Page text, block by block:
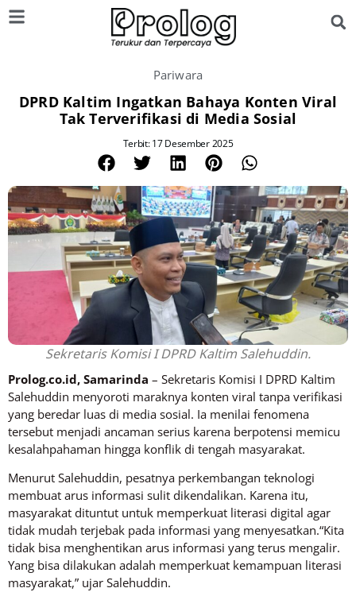
Pariwara
DPRD Kaltim Ingatkan Bahaya Konten Viral
Tak Terverifikasi di Media Sosial
Terbit: 17 Desember 2025
Sekretaris Komisi I DPRD Kaltim Salehuddin.
Prolog.co.id, Samarinda – Sekretaris Komisi I DPRD Kaltim
Salehuddin menyoroti maraknya konten viral tanpa verifikasi
yang beredar luas di media sosial. Ia menilai fenomena
tersebut menjadi ancaman serius karena berpotensi memicu
kesalahpahaman hingga konflik di tengah masyarakat.
Menurut Salehuddin, pesatnya perkembangan teknologi
membuat arus informasi sulit dikendalikan. Karena itu,
masyarakat dituntut untuk memperkuat literasi digital agar
tidak mudah terjebak pada informasi yang menyesatkan.“Kita
tidak bisa menghentikan arus informasi yang terus mengalir.
Yang bisa dilakukan adalah memperkuat kemampuan literasi
masyarakat,” ujar Salehuddin.